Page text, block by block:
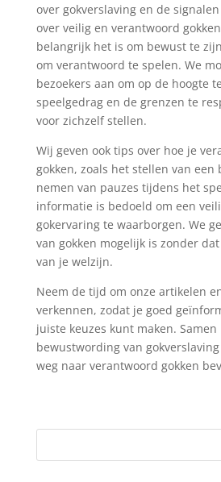
over gokverslaving en de
over veilig en verantwoord
belangrijk het is om bewust te
om verantwoord te spelen. We
bezoekers aan om op de hoogte
speelgedrag en de grenzen te
voor zichzelf stellen.
Wij geven ook tips over hoe je
gokken, zoals het stellen van een
nemen van pauzes tijdens het
informatie is bedoeld om een
gokervaring te waarborgen. We
van gokken mogelijk is zonder
van je welzijn.
Neem de tijd om onze artikelen
verkennen, zodat je goed
juiste keuzes kunt maken.
bewustwording van
weg naar verantwoord gokken